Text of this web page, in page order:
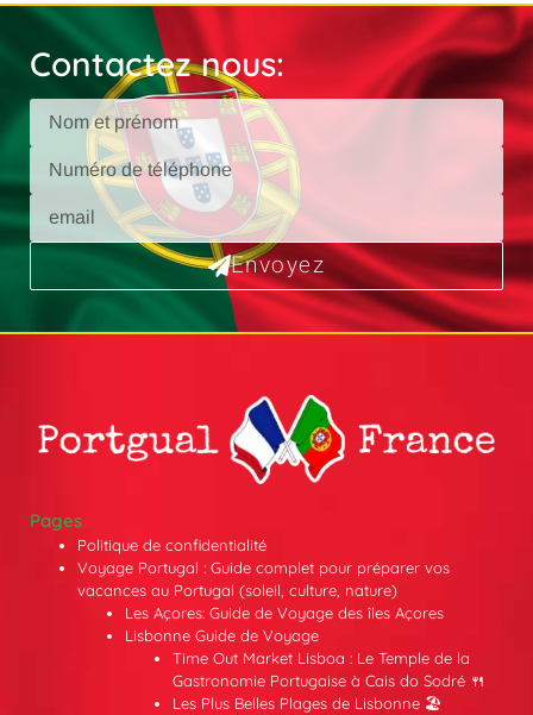
Contactez nous:
Envoyez
Pages
Politique de confidentialité
Voyage Portugal : Guide complet pour préparer vos
vacances au Portugal (soleil, culture, nature)
Les Açores: Guide de Voyage des îles Açores
Lisbonne Guide de Voyage
Time Out Market Lisboa : Le Temple de la
Gastronomie Portugaise à Cais do Sodré 🍴
Les Plus Belles Plages de Lisbonne 🏖️